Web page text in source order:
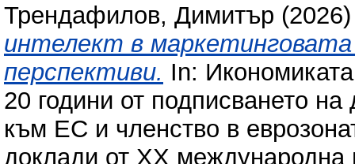
Трендафилов, Димитър
интелект в
перспективи. In:
20 години от подписването
към ЕС и членство в
доклади от XX